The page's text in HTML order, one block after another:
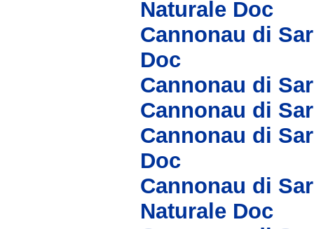
Naturale Doc
Cannonau di
Doc
Cannonau di
Cannonau di
Cannonau di
Doc
Cannonau di
Naturale Doc